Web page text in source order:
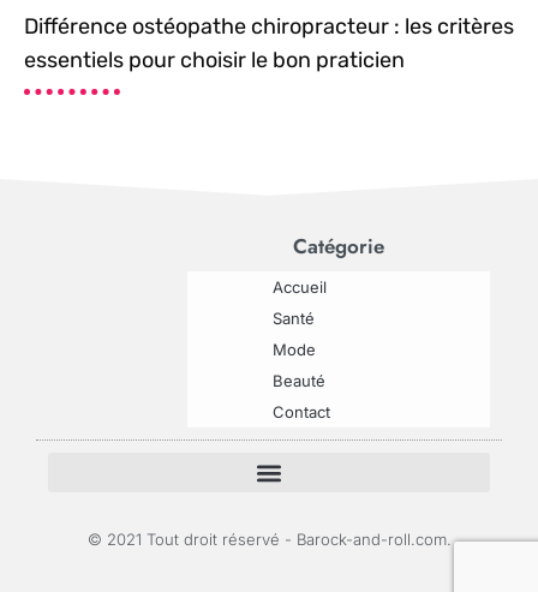
Différence ostéopathe chiropracteur : les critères
essentiels pour choisir le bon praticien
Catégorie
Accueil
Santé
Mode
Beauté
Contact
© 2021 Tout droit réservé - Barock-and-roll.com.